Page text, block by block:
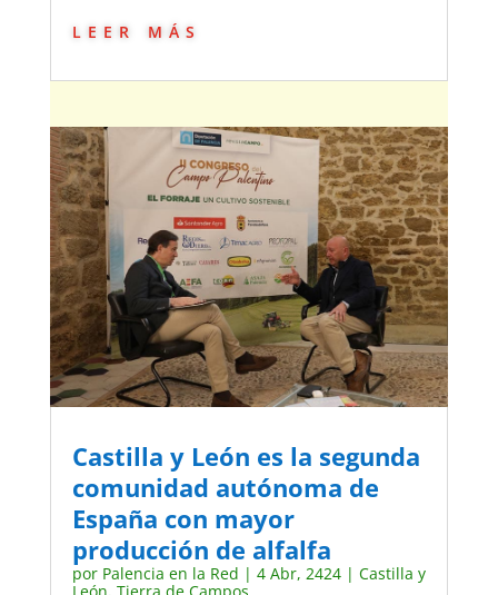
leer más
Castilla y León es la segunda
comunidad autónoma de
España con mayor
producción de alfalfa
por Palencia en la Red | 4 Abr, 2424| Castilla y